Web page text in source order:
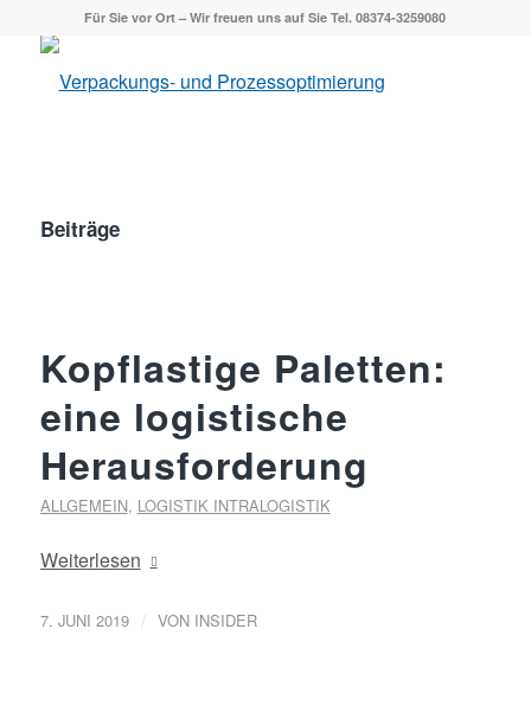
Für Sie vor Ort – Wir freuen uns auf Sie Tel. 08374-3259080
Beiträge
Kopflastige Paletten:
eine logistische
Herausforderung
ALLGEMEIN, LOGISTIK INTRALOGISTIK
Weiterlesen
7. JUNI 2019 / VON INSIDER